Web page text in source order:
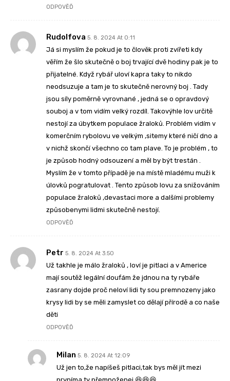
ODPOVĚĎ
Rudolfova 5. 8. 2024 At 0:11
Já si myslím že pokud je to člověk proti zvířeti kdy
věřím že šlo skutečně o boj trvající dvě hodiny pak je to
přijatelné. Když rybář uloví kapra taky to nikdo
neodsuzuje a tam je to skutečně nerovný boj . Tady
jsou síly poměrně vyrovnané , jedná se o opravdový
souboj a v tom vidím velký rozdíl. Takovýhle lov určitě
nestojí za úbytkem populace žraloků. Problém vidím v
komerčním rybolovu ve velkým ,sitemy které ničí dno a
v nichž skončí všechno co tam plave. To je problém , to
je způsob hodný odsouzení a měl by být trestán .
Myslím že v tomto případě je na místě mladému muži k
úlovků pogratulovat . Tento způsob lovu za snižováním
populace žraloků ,devastaci more a dalšími problemy
způsobenymi lidmi skutečně nestojí.
ODPOVĚĎ
Petr 5. 8. 2024 At 3:50
Už takhle je málo žraloků , loví je pitlaci a v Americe
mají soutěž legální doufám že jdnou na ty rybáře
zasrany dojde proč neloví lidi ty sou premnozeny jako
krysy lidi by se měli zamyslet co dělají přírodě a co naše
děti
ODPOVĚĎ
Milan 5. 8. 2024 At 12:09
Už jen to,že napíšeš pitlaci,tak bys měl jít mezi